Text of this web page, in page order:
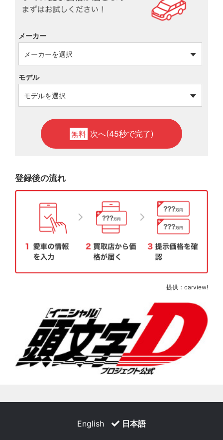
メーカー
モデル
無料 次へ(45秒で完了)
登録後の流れ
提供：carview!
English 日本語